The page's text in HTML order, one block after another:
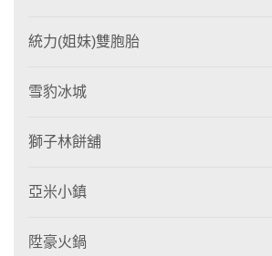
統力(姐妹)雙胞胎
雪豹冰城
獅子林餅舖
亞米小鎮
陞豪火鍋